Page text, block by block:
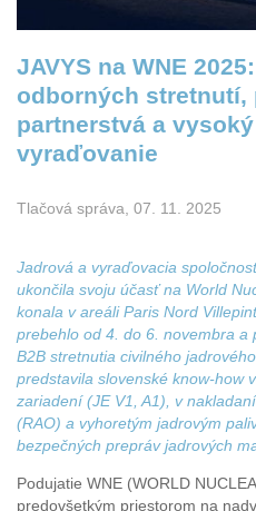
JAVYS na WNE
odborných stretnutí,
partnerstvá a
vyraďovanie
Tlačová správa, 07. 11. 2025
Jadrová a vyraďovacia
ukončila svoju účasť na World
konala v areáli Paris Nord
prebehlo od 4. do 6. novembra a
B2B stretnutia civilného
predstavila slovenské know-how
zariadení (JE V1, A1), v
(RAO) a vyhoretým jadrovým
bezpečných prepráv jadrových
Podujatie WNE (WORLD
predovšetkým priestorom na